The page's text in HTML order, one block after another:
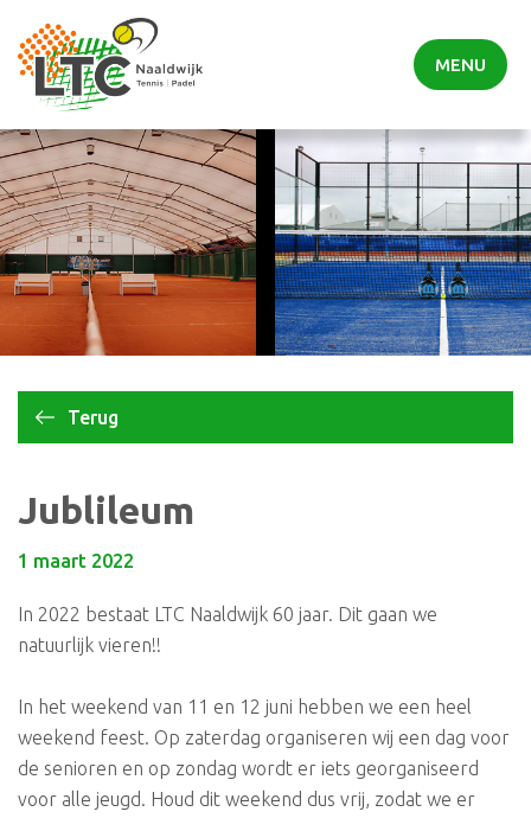
MENU
Terug
Jublileum
1 maart 2022
In 2022 bestaat LTC Naaldwijk 60 jaar. Dit gaan we
natuurlijk vieren!!
In het weekend van 11 en 12 juni hebben we een heel
weekend feest. Op zaterdag organiseren wij een dag voor
de senioren en op zondag wordt er iets georganiseerd
voor alle jeugd. Houd dit weekend dus vrij, zodat we er